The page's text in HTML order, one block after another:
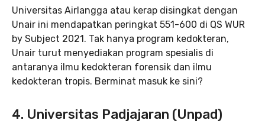
Universitas Airlangga atau kerap disingkat dengan
Unair ini mendapatkan peringkat 551-600 di QS WUR
by Subject 2021. Tak hanya program kedokteran,
Unair turut menyediakan program spesialis di
antaranya ilmu kedokteran forensik dan ilmu
kedokteran tropis. Berminat masuk ke sini?
4. Universitas Padjajaran (Unpad)